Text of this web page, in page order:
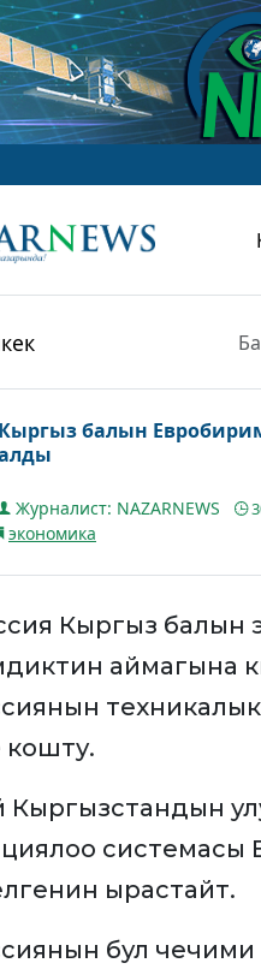
Кыргыз балын
Журналист: NAZARNEWS
экономика
Кыргыз балын
аймагына
кошту.
Кыргызстандын
системасы
ырастайт.
бул чечими